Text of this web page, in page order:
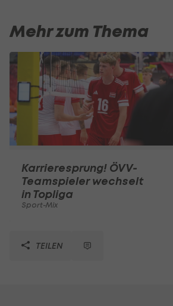
Mehr zum Thema
Karrieresprung! ÖVV-
Teamspieler wechselt
in Topliga
Sport-Mix
TEILEN